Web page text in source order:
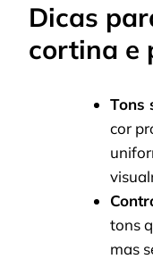
Dicas
cortina e
Tons
cor
tons
mas